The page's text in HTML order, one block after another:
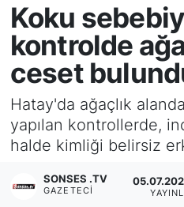
Koku
kontrolde
ceset
Hatay'da ağaçlık
yapılan kontrollerde,
halde kimliği belirsiz
SONSES .TV
GAZETECI
SPOR
GÜNÜN MANŞETİ
DÜNYA
KÜLTÜR - SANAT
MAGAZİN
Mersin Namaz
Mersin Trafik
Süper Lig Puan
Tüm Manşetler
Son Dakika Haberleri